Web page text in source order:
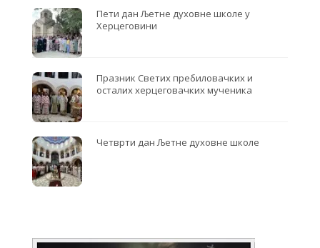
Пети дан Љетне духовне школе у
Херцеговини
Празник Светих пребиловачких и
осталих херцеговачких мученика
Четврти дан Љетне духовне школе